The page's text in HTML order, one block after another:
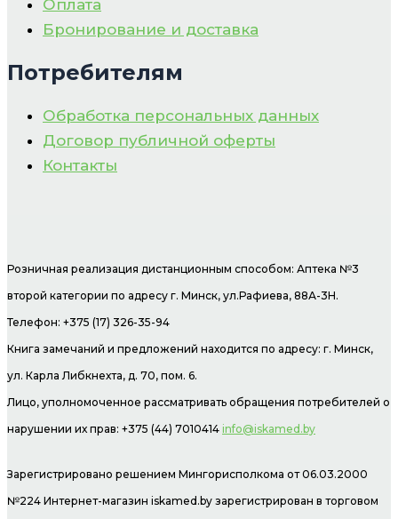
Оплата
Бронирование и доставка
Потребителям
Обработка персональных данных
Договор публичной оферты
Контакты
Розничная реализация дистанционным способом: Аптека №3
второй категории по адресу г. Минск, ул.Рафиева, 88А-3Н.
Телефон: +375 (17) 326-35-94
Книга замечаний и предложений находится по адресу: г. Минск,
ул. Карла Либкнехта, д. 70, пом. 6.
Лицо, уполномоченное рассматривать обращения потребителей о
нарушении их прав: +375 (44) 7010414 info@iskamed.by
Зарегистрировано решением Мингорисполкома от 06.03.2000
№224 Интернет-магазин iskamed.by зарегистрирован в торговом